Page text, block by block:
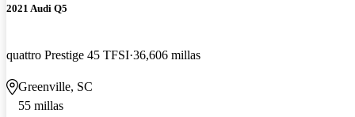
2021 Audi Q5
quattro Prestige 45 TFSI 36,606 millas
Greenville, SC
55 millas